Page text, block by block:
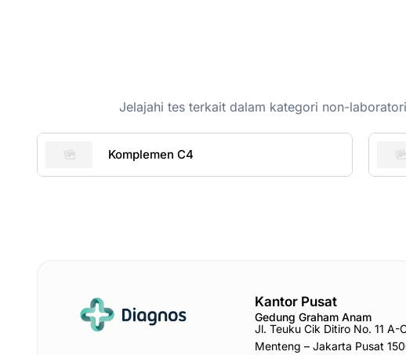
Jelajahi tes terkait dalam kategori non-
Komplemen C4
Kantor Pusat
Gedung Graham Anam
Jl. Teuku Cik Ditiro No. 11 A-
Menteng – Jakarta Pusat